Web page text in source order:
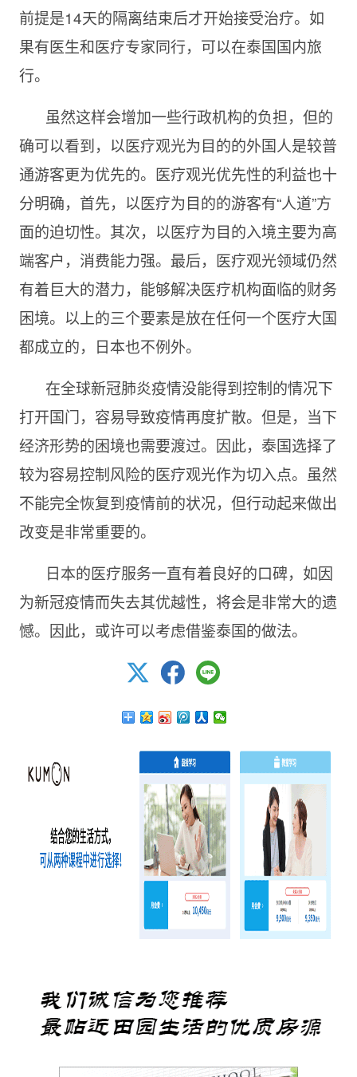
前提是14天的隔离结束后才开始接受治疗。如
果有医生和医疗专家同行，可以在泰国国内旅
行。
虽然这样会增加一些行政机构的负担，但的
确可以看到，以医疗观光为目的的外国人是较普
通游客更为优先的。医疗观光优先性的利益也十
分明确，首先，以医疗为目的的游客有“人道”方
面的迫切性。其次，以医疗为目的入境主要为高
端客户，消费能力强。最后，医疗观光领域仍然
有着巨大的潜力，能够解决医疗机构面临的财务
困境。以上的三个要素是放在任何一个医疗大国
都成立的，日本也不例外。
在全球新冠肺炎疫情没能得到控制的情况下
打开国门，容易导致疫情再度扩散。但是，当下
经济形势的困境也需要渡过。因此，泰国选择了
较为容易控制风险的医疗观光作为切入点。虽然
不能完全恢复到疫情前的状况，但行动起来做出
改变是非常重要的。
日本的医疗服务一直有着良好的口碑，如因
为新冠疫情而失去其优越性，将会是非常大的遗
憾。因此，或许可以考虑借鉴泰国的做法。